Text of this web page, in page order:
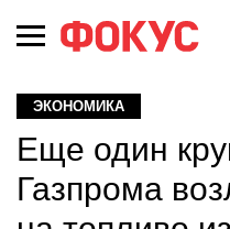
ЭКОНОМИКА
Еще один
Газпрома